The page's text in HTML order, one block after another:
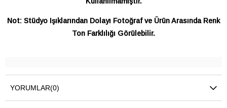
Not: Stüdyo Işıklarından Dolayı Fotoğraf ve Ürün Arasında Renk
Ton Farklılığı Görülebilir.
YORUMLAR(0)